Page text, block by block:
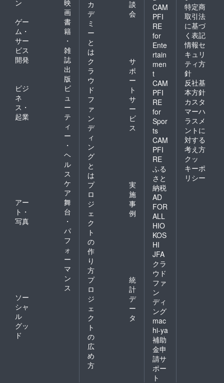
ン
映
画
ゲー
ム・
サー
ビス
開発
書
籍
・
雑
誌
出
版
ビジ
ネ
ス・
起業
ビ
ュ
ー
テ
ィ
ー
・
ヘ
ル
ス
ケ
ア
アー
ト・
写真
舞
台
・
パ
フ
ォ
ー
マ
ン
ス
ソー
シャ
ル
グッ
ド
カ
デ
ミ
ー
と
は
談
会
ク
ラ
ウ
ド
フ
ァ
ン
デ
ィ
ン
グ
と
は
サ
ポ
ー
ト
サ
ー
ビ
ス
プ
ロ
ジ
ェ
ク
ト
の
作
り
方
実
施
事
例
プ
ロ
ジ
ェ
ク
ト
の
広
め
方
統
計
デ
ー
タ
CAM
PFI
RE
for
Ente
rtain
men
t
CAM
PFI
RE
for
Spor
ts
CAM
PFI
RE
ふる
さと
納税
AD
FOR
ALL
HIO
KOS
HI
JFA
クラ
ウド
ファ
ン
ディ
ング
mac
hi-ya
補助
金申
請サ
ポー
ト
特定商
取引法
に基づ
く表記
情報セ
キュリ
ティ方
針
反社基
本方針
カスタ
マーハ
ラスメ
ントに
対する
考え方
クッ
キーポ
リシー